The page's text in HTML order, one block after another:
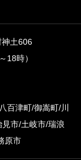
土606
18時）
百津町/御嵩町/川
市/土岐市/瑞浪
原市